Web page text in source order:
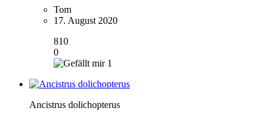
Tom
17. August 2020
810
0
1
Ancistrus dolichopterus